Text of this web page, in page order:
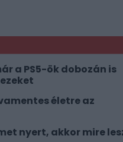
a PS5-ök dobozán is
életre az
nyert, akkor mire